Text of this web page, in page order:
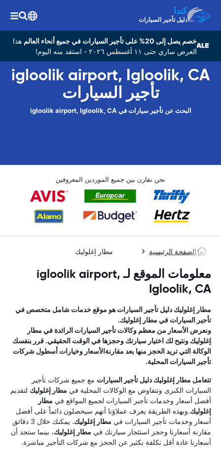
كندا
دليل تأجير السيارات
خصم يصل إلى 20% على تأجير السيارات في جميع أنحاء العالم
هذا
العرض ساري حتى ١١ أغسطس ٢٠٢٦ - استفد منه اليوم!
igloolik airport, Igloolik, CA
تأجير السيارات
البحث عن تأجير سيارات في igloolik airport, Igloolik, CA
نحن نقارن بين جميع الموردين المعروفين
الصفحة الرئيسية مطار إغلوليك
معلومات الموقع لـ igloolik airport,
Igloolik, CA
مطار إغلوليك دليل تأجير السيارات هو موقع خدمات شامل متخصص في
تأجير السيارات في مطار إغلوليك.
ونعرض الأسعار من معظم وكالات تأجير السيارات الرائدة في مطار
إغلوليك ونتيح لك اختيار سيارتك وحجزها في الوقت الحقيقي. قرر بنفسك
الوكالة التي تريد الحجز منها بعد مقارنةالأسعار وخيارات أسطول شركات
تأجير السيارات المحلية.
تتعامل مطار إغلوليك دليل تأجير السيارات مع جميع شركات تأجير
السيارات الكبرى وتتفاوض مع الوكالات المحلية في مطار إغلوليك لتقديم
أفضل أسعار وخدمات تأجير السيارات لجميع المواقع في مطار
إغلوليك.وبهذه الطريقة يعرف عملاؤنا أنهم سيحصلون دائماً على أفضل
أسعار وخدمات تأجير السيارات في مطار إغلوليك
. يمكنك خلال 3 دقائق
مقارنة أسعارنا وحجز استئجار سيارتك في مطار إغلوليك، بينما ستجد أن
أسعارنا عادة أقل تكلفة بكثير عن الحجز مع شركات التأجير مباشرة.